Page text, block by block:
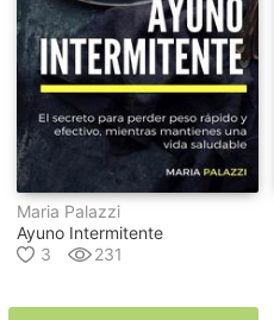
Maria Palazzi
Ayuno Intermitente
3
231